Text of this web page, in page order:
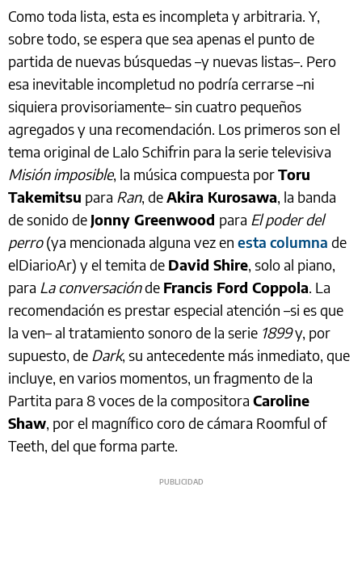
Como toda lista, esta es incompleta y arbitraria. Y,
sobre todo, se espera que sea apenas el punto de
partida de nuevas búsquedas –y nuevas listas–. Pero
esa inevitable incompletud no podría cerrarse –ni
siquiera provisoriamente– sin cuatro pequeños
agregados y una recomendación. Los primeros son el
tema original de Lalo Schifrin para la serie televisiva
Misión imposible, la música compuesta porToru
Takemitsu para Ran, deAkira Kurosawa, la banda
de sonido de Jonny Greenwood para El poder del
perro(ya mencionada alguna vez en esta columna de
elDiarioAr) y el temita de David Shire, solo al piano,
para La conversaciónde Francis Ford Coppola. La
recomendación es prestar especial atención –si es que
la ven– al tratamiento sonoro de la serie 1899y, por
supuesto, de Dark, su antecedente más inmediato, que
incluye, en varios momentos, un fragmento de la
Partita para 8 voces de la compositora Caroline
Shaw, por el magnífico coro de cámara Roomful of
Teeth, del que forma parte.